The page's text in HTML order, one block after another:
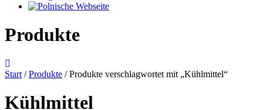
Produkte
Start /Produkte / Produkte verschlagwortet mit „Kühlmittel“
Kühlmittel